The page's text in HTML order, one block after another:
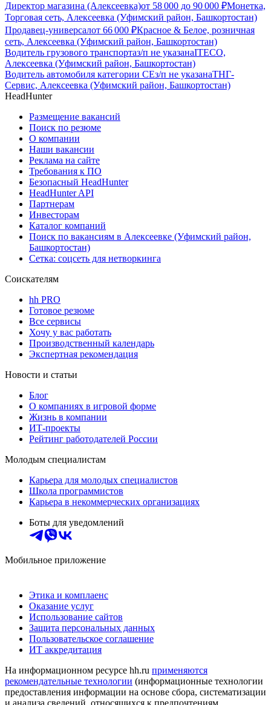
Директор магазина (Алексеевка)от 58 000 до 90 000 ₽Монетка,
Торговая сеть, Алексеевка (Уфимский район, Башкортостан)
Продавец-универсалот 66 000 ₽Красное & Белое, розничная
сеть, Алексеевка (Уфимский район, Башкортостан)
Водитель грузового транспортаз/п не указанаITECO,
Алексеевка (Уфимский район, Башкортостан)
Водитель автомобиля категории CЕз/п не указанаТНГ-
Сервис, Алексеевка (Уфимский район, Башкортостан)
HeadHunter
Размещение вакансий
Поиск по резюме
О компании
Наши вакансии
Реклама на сайте
Требования к ПО
Безопасный HeadHunter
HeadHunter API
Партнерам
Инвесторам
Каталог компаний
Поиск по вакансиям в Алексеевке (Уфимский район,
Башкортостан)
Сетка: соцсеть для нетворкинга
Соискателям
hh PRO
Готовое резюме
Все сервисы
Хочу у вас работать
Производственный календарь
Экспертная рекомендация
Новости и статьи
Блог
О компаниях в игровой форме
Жизнь в компании
ИТ-проекты
Рейтинг работодателей России
Молодым специалистам
Карьера для молодых специалистов
Школа программистов
Карьера в некоммерческих организациях
Боты для уведомлений
Мобильное приложение
Этика и комплаенс
Оказание услуг
Использование сайтов
Защита персональных данных
Пользовательское соглашение
ИТ аккредитация
На информационном ресурсе hh.ru применяются
рекомендательные технологии (информационные технологии
предоставления информации на основе сбора, систематизации